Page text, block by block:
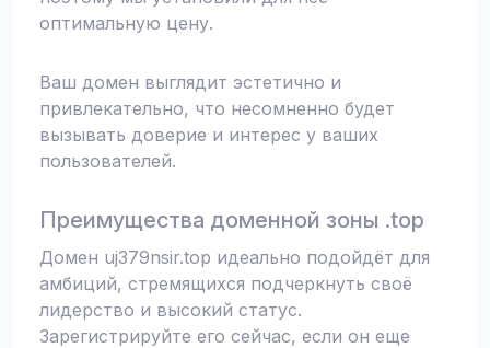
оптимальную цену.
Ваш домен выглядит эстетично и
привлекательно, что несомненно будет
вызывать доверие и интерес у ваших
пользователей.
Преимущества доменной зоны .top
Домен uj379nsir.top идеально подойдёт для
амбиций, стремящихся подчеркнуть своё
лидерство и высокий статус.
Зарегистрируйте его сейчас, если он еще